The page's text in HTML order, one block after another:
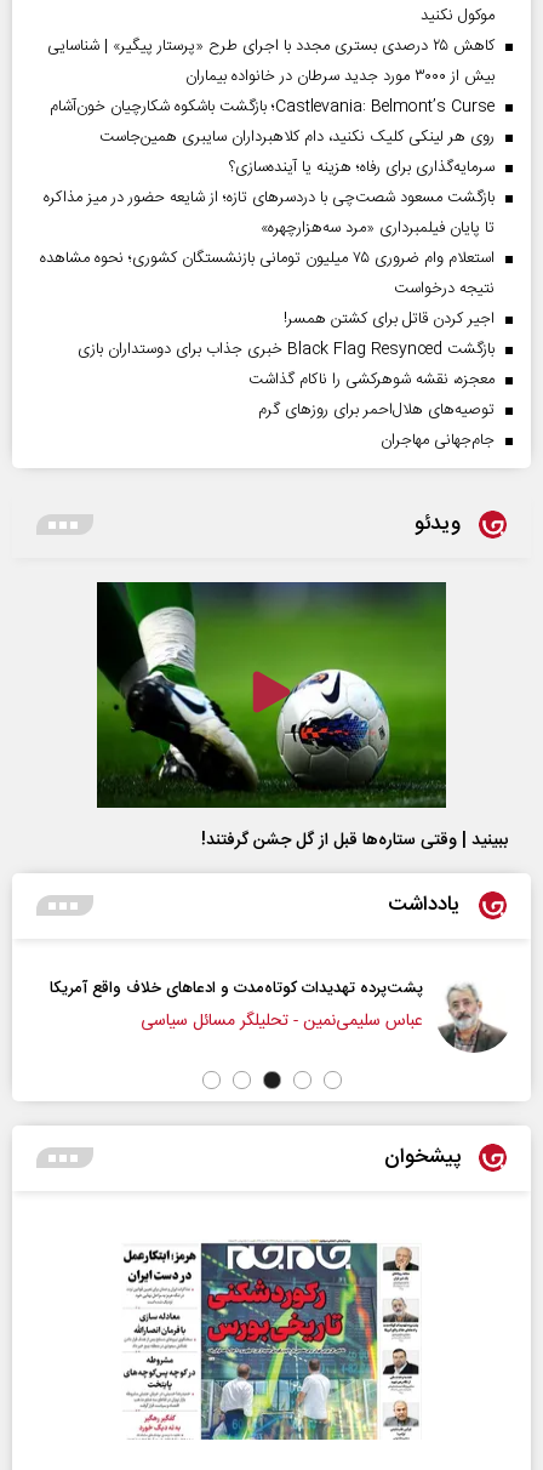
موکول نکنید
کاهش ۲۵ درصدی بستری مجدد با اجرای طرح «پرستار پیگیر» | شناسایی
بیش از ۳۰۰۰ مورد جدید سرطان در خانواده بیماران
Castlevania: Belmont’s Curse؛ بازگشت باشکوه شکارچیان خون‌آشام
روی هر لینکی کلیک نکنید، دام کلاهبرداران سایبری همین‌جاست
سرمایه‌گذاری برای رفاه؛ هزینه یا آینده‌سازی؟
بازگشت مسعود شصت‌چی با دردسر‌های تازه؛ از شایعه حضور در میز مذاکره
تا پایان فیلمبرداری «مرد سه‌هزارچهره»
استعلام وام ضروری ۷۵ میلیون تومانی بازنشستگان کشوری؛ نحوه مشاهده
نتیجه درخواست
اجیر کردن قاتل برای کشتن همسر!
بازگشت Black Flag Resynced خبری جذاب برای دوستداران بازی
معجزه، نقشه شوهرکشی را ناکام گذاشت
توصیه‌های هلال‌احمر برای روز‌های گرم
جام‌جهانی مهاجران
ویدئو
ببینید | وقتی ستاره‌ها قبل از گل جشن گرفتند!
یادداشت
پشت‌پرده تهدیدات کوتاه‏‌مدت و ادعا‌های خلاف واقع آمریکا
عباس سلیمی‌نمین - تحلیلگر مسائل سیاسی
پیشخوان